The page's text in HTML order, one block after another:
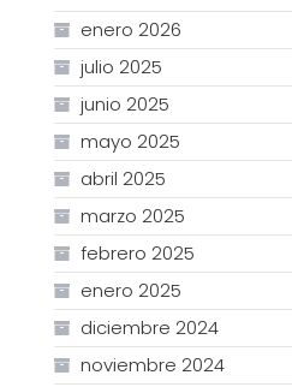
enero 2026
julio 2025
junio 2025
mayo 2025
abril 2025
marzo 2025
febrero 2025
enero 2025
diciembre 2024
noviembre 2024